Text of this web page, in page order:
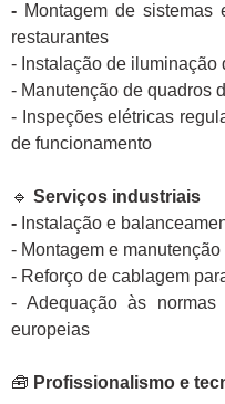
- Montagem de sistemas
restaurantes
- Instalação de iluminação
- Manutenção de quadros
- Inspeções elétricas
de funcionamento
🔹 Serviços industriais
- Instalação e
- Montagem e
- Reforço de cablagem
- Adequação às
europeias
🧰 Profissionalismo e